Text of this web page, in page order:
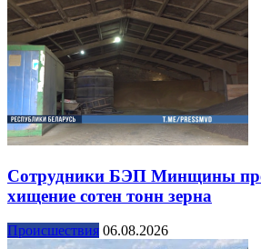
Сотрудники БЭП Минщины
хищение сотен тонн зерна
Происшествия 06.08.2026